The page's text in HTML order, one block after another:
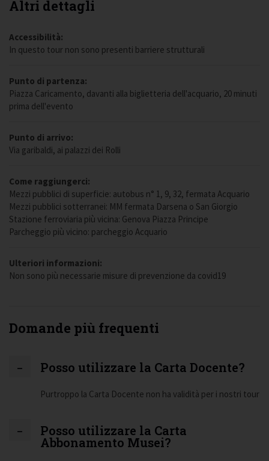
Altri dettagli
Accessibilità:
In questo tour non sono presenti barriere strutturali
Punto di partenza:
Piazza Caricamento, davanti alla biglietteria dell'acquario, 20 minuti
prima dell'evento
Punto di arrivo:
Via garibaldi, ai palazzi dei Rolli
Come raggiungerci:
Mezzi pubblici di superficie: autobus n° 1, 9, 32, fermata Acquario
Mezzi pubblici sotterranei: MM fermata Darsena o San Giorgio
Stazione ferroviaria più vicina: Genova Piazza Principe
Parcheggio più vicino: parcheggio Acquario
Ulteriori informazioni:
Non sono più necessarie misure di prevenzione da covid19
Domande più frequenti
Posso utilizzare la Carta Docente?
Purtroppo la Carta Docente non ha validità per i nostri tour
Posso utilizzare la Carta
Abbonamento Musei?